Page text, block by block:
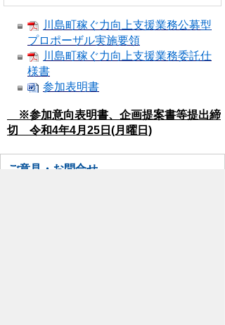
川島町稼ぐ力向上支援業務公募型
プロポーザル実施要領
川島町稼ぐ力向上支援業務委託仕
様書
参加表明書
※参加意向表明書、企画提案書等提出締
切 令和4年4月25日(月曜日)
ご意見・お問合せ